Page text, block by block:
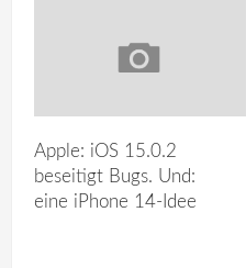
Apple: iOS 15.0.2
beseitigt Bugs. Und:
eine iPhone 14-Idee